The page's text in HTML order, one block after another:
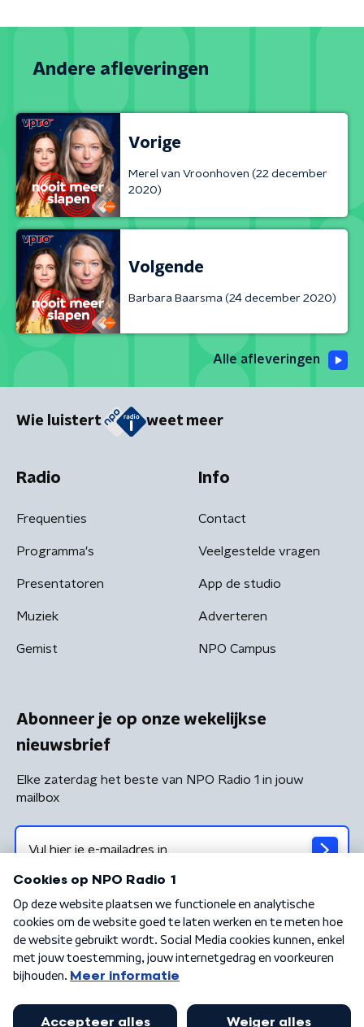
Andere afleveringen
Vorige
Merel van Vroonhoven (22 december
2020)
Volgende
Barbara Baarsma (24 december 2020)
Alle afleveringen
Wie luistert weet meer
Radio
Frequenties
Programma's
Presentatoren
Muziek
Gemist
Info
Contact
Veelgestelde vragen
App de studio
Adverteren
NPO Campus
Abonneer je op onze wekelijkse
nieuwsbrief
Elke zaterdag het beste van NPO Radio 1 in jouw
mailbox
Algemene voorwaarden